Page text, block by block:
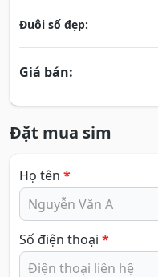
Đuôi số đẹp:
Giá bán:
Đặt mua sim
Họ tên *
Số điện thoại *